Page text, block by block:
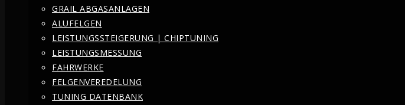
GRAIL ABGASANLAGEN
ALUFELGEN
LEISTUNGSSTEIGERUNG | CHIPTUNING
LEISTUNGSMESSUNG
FAHRWERKE
FELGENVEREDELUNG
TUNING DATENBANK